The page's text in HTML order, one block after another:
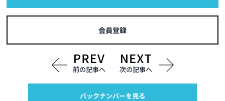
会員登録
前の記事へ 次の記事へ
バックナンバーを見る